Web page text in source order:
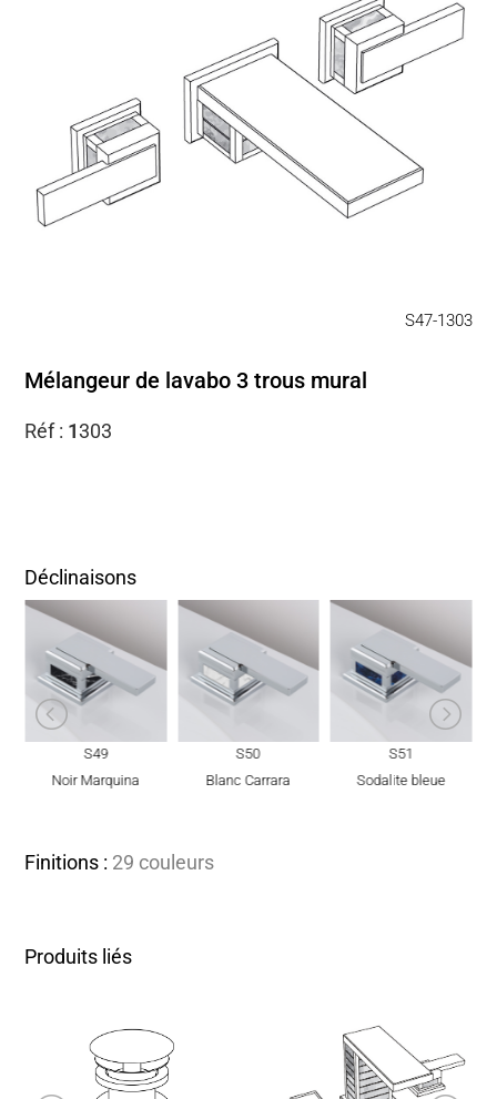
S47-1303
Mélangeur de lavabo 3 trous mural
Réf : 1303
Déclinaisons
S49
Noir Marquina
S50
Blanc Carrara
S51
Sodalite bleue
Finitions : 29 couleurs
Produits liés